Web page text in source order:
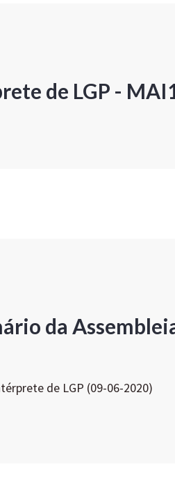
de LGP -
da
de LGP (09-06-2020)